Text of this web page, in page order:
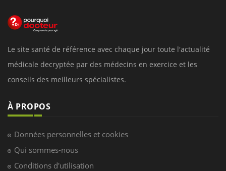
Le site santé de référence avec chaque jour toute l'actualité
médicale decryptée par des médecins en exercice et les
conseils des meilleurs spécialistes.
À PROPOS
Données personnelles et cookies
Qui sommes-nous
Conditions d'utilisation